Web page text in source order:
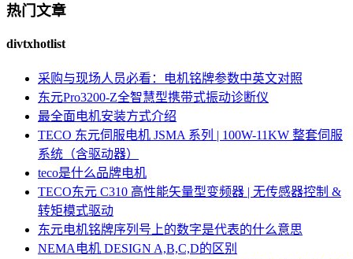
热门文章
divtxhotlist
采购与现场人员必看：电机铭牌参数中英文对照
东元Pro3200-Z全智慧型携带式振动诊断仪
最全面电机安装方式介绍
TECO 东元伺服电机 JSMA 系列 | 100W-11KW 整套伺服
系统（含驱动器）
teco是什么品牌电机
TECO东元 C310 高性能矢量型变频器 | 无传感器控制 &
转矩模式驱动
东元电机铭牌序列号上的数字是代表的什么意思
NEMA电机 DESIGN A,B,C,D的区别